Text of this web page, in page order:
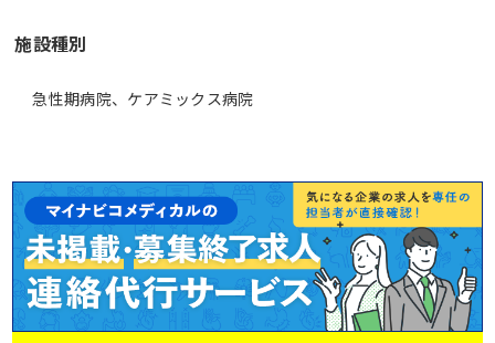
施設種別
急性期病院、ケアミックス病院